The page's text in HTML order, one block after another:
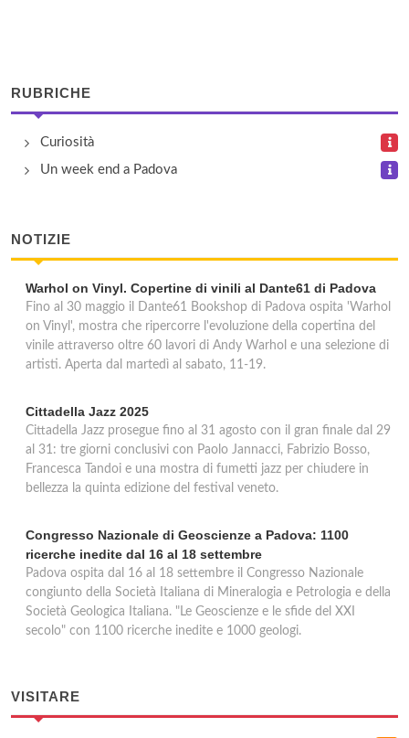
Calzaturificio Laudino Caccin
via Roma 2, San Giorgio delle Pertiche
via Padovane 19, Zeminiana di Massanago
Camiceria Scabo
via Bosco 1, Vigonza
RUBRICHE
Curiosità
Un week end a Padova
NOTIZIE
Warhol on Vinyl. Copertine di vinili al Dante61 di Padova
Fino al 30 maggio il Dante61 Bookshop di Padova ospita 'Warhol
on Vinyl', mostra che ripercorre l'evoluzione della copertina del
vinile attraverso oltre 60 lavori di Andy Warhol e una selezione di
artisti. Aperta dal martedì al sabato, 11-19.
Cittadella Jazz 2025
Cittadella Jazz prosegue fino al 31 agosto con il gran finale dal 29
al 31: tre giorni conclusivi con Paolo Jannacci, Fabrizio Bosso,
Francesca Tandoi e una mostra di fumetti jazz per chiudere in
bellezza la quinta edizione del festival veneto.
Congresso Nazionale di Geoscienze a Padova: 1100
ricerche inedite dal 16 al 18 settembre
Padova ospita dal 16 al 18 settembre il Congresso Nazionale
congiunto della Società Italiana di Mineralogia e Petrologia e della
Società Geologica Italiana. "Le Geoscienze e le sfide del XXI
secolo" con 1100 ricerche inedite e 1000 geologi.
VISITARE